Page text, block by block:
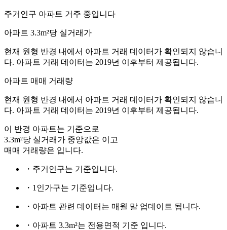
주거인구 아파트 거주 중입니다
아파트 3.3m²당 실거래가
현재 원형 반경 내에서 아파트 거래 데이터가 확인되지 않습니
다. 아파트 거래 데이터는 2019년 이후부터 제공됩니다.
아파트 매매 거래량
현재 원형 반경 내에서 아파트 거래 데이터가 확인되지 않습니
다. 아파트 거래 데이터는 2019년 이후부터 제공됩니다.
이 반경 아파트는 기준으로
3.3m²당 실거래가 중앙값은 이고
매매 거래량은 입니다.
・주거인구는 기준입니다.
・1인가구는 기준입니다.
・아파트 관련 데이터는 매월 말 업데이트 됩니다.
・아파트 3.3m²는 전용면적 기준 입니다.